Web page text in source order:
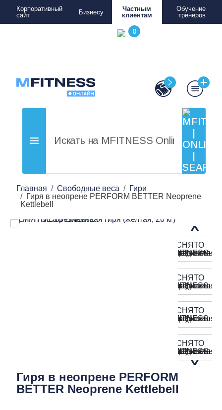
Корпоративный
сайт
Бизнесу
Частным
клиентам
Обучение
тренеров
Главная Свободные веса
Гири
Гиря в неопрене PERFORM BETTER Neoprene
Kettlebell
Гиря в неопрене PERFORM
BETTER Neoprene Kettlebell